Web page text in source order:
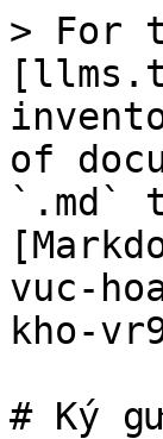
> For
of
`.md`
vuc-
kho-
# Ký